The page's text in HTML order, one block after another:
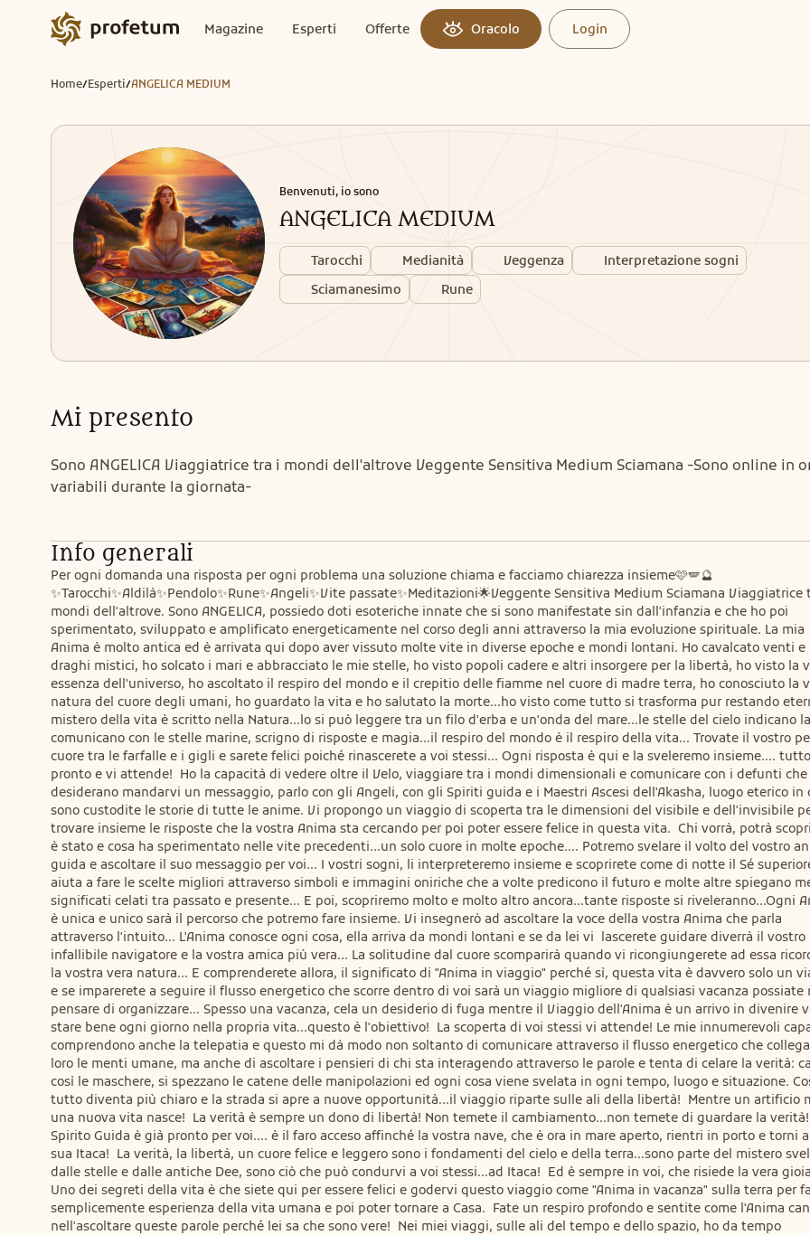
Magazine Esperti Offerte Oracolo Login
Home/Esperti/ANGELICA MEDIUM
Benvenuti, io sono
ANGELICA MEDIUM
Tarocchi Medianità Veggenza
Interpretazione sogni
Sciamanesimo
Rune
Mi presento
Sono ANGELICA Viaggiatrice tra i mondi dell'altrove Veggente Sensitiva Medium Sciamana -Sono online in
variabili durante la giornata-
Info generali
Per ogni domanda una risposta per ogni problema una soluzione chiama e facciamo chiarezza insieme🩷🪽🔮
✨Tarocchi✨Aldilà✨Pendolo✨Rune✨Angeli✨Vite passate✨Meditazioni🌟Veggente Sensitiva Medium Sciamana Viaggiatrice
mondi dell'altrove. Sono ANGELICA, possiedo doti esoteriche innate che si sono manifestate sin dall'infanzia e che ho poi
sperimentato, sviluppato e amplificato energeticamente nel corso degli anni attraverso la mia evoluzione spirituale. La mia
Anima è molto antica ed è arrivata qui dopo aver vissuto molte vite in diverse epoche e mondi lontani. Ho cavalcato venti e
draghi mistici, ho solcato i mari e abbracciato le mie stelle, ho visto popoli cadere e altri insorgere per la libertà, ho visto la
essenza dell'universo, ho ascoltato il respiro del mondo e il crepitio delle fiamme nel cuore di madre terra, ho conosciuto la
natura del cuore degli umani, ho guardato la vita e ho salutato la morte...ho visto come tutto si trasforma pur restando
mistero della vita è scritto nella Natura...lo si può leggere tra un filo d'erba e un'onda del mare...le stelle del cielo indicano
comunicano con le stelle marine, scrigno di risposte e magia...il respiro del mondo è il respiro della vita... Trovate il vostro
cuore tra le farfalle e i gigli e sarete felici poiché rinascerete a voi stessi... Ogni risposta è qui e la sveleremo insieme....
pronto e vi attende!  Ho la capacità di vedere oltre il Velo, viaggiare tra i mondi dimensionali e comunicare con i defunti che
desiderano mandarvi un messaggio, parlo con gli Angeli, con gli Spiriti guida e i Maestri Ascesi dell'Akasha, luogo eterico in
sono custodite le storie di tutte le anime. Vi propongo un viaggio di scoperta tra le dimensioni del visibile e dell'invisibile
trovare insieme le risposte che la vostra Anima sta cercando per poi poter essere felice in questa vita.  Chi vorrà, potrà
è stato e cosa ha sperimentato nelle vite precedenti...un solo cuore in molte epoche.... Potremo svelare il volto del vostro
guida e ascoltare il suo messaggio per voi... I vostri sogni, li interpreteremo insieme e scoprirete come di notte il Sé
aiuta a fare le scelte migliori attraverso simboli e immagini oniriche che a volte predicono il futuro e molte altre spiegano
significati celati tra passato e presente... E poi, scopriremo molto e molto altro ancora...tante risposte si riveleranno...Ogni
è unica e unico sarà il percorso che potremo fare insieme. Vi insegnerò ad ascoltare la voce della vostra Anima che parla
attraverso l'intuito... L'Anima conosce ogni cosa, ella arriva da mondi lontani e se da lei vi  lascerete guidare diverrà il vostro
infallibile navigatore e la vostra amica più vera... La solitudine dal cuore scomparirà quando vi ricongiungerete ad essa
la vostra vera natura... E comprenderete allora, il significato di "Anima in viaggio" perché sì, questa vita è davvero solo un
e se imparerete a seguire il flusso energetico che scorre dentro di voi sarà un viaggio migliore di qualsiasi vacanza possiate
pensare di organizzare... Spesso una vacanza, cela un desiderio di fuga mentre il Viaggio dell'Anima è un arrivo in divenire
stare bene ogni giorno nella propria vita...questo è l'obiettivo!  La scoperta di voi stessi vi attende! Le mie innumerevoli
comprendono anche la telepatia e questo mi dà modo non soltanto di comunicare attraverso il flusso energetico che
loro le menti umane, ma anche di ascoltare i pensieri di chi sta interagendo attraverso le parole e tenta di celare la verità:
così le maschere, si spezzano le catene delle manipolazioni ed ogni cosa viene svelata in ogni tempo, luogo e situazione.
tutto diventa più chiaro e la strada si apre a nuove opportunità...il viaggio riparte sulle ali della libertà!  Mentre un artificio
una nuova vita nasce!  La verità è sempre un dono di libertà! Non temete il cambiamento...non temete di guardare la
Spirito Guida è già pronto per voi.... è il faro acceso affinché la vostra nave, che è ora in mare aperto, rientri in porto e torni
sua Itaca!  La verità, la libertà, un cuore felice e leggero sono i fondamenti del cielo e della terra...sono parte del mistero
dalle stelle e dalle antiche Dee, sono ciò che può condurvi a voi stessi...ad Itaca!  Ed è sempre in voi, che risiede la vera
Uno dei segreti della vita è che siete qui per essere felici e godervi questo viaggio come "Anima in vacanza" sulla terra per
semplicemente esperienza della vita umana e poi poter tornare a Casa.  Fate un respiro profondo e sentite come l'Anima
nell'ascoltare queste parole perché lei sa che sono vere!  Nei miei viaggi, sulle ali del tempo e dello spazio, ho da tempo